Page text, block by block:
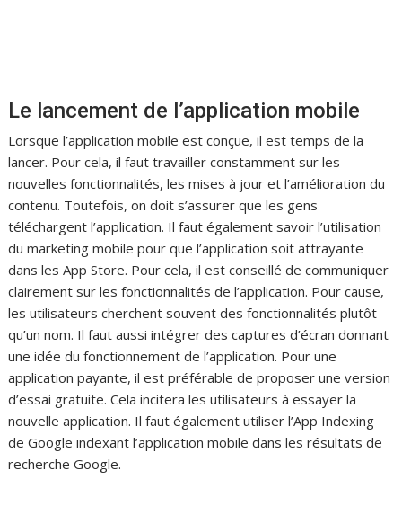
Le lancement de l’application mobile
Lorsque l’application mobile est conçue, il est temps de la
lancer. Pour cela, il faut travailler constamment sur les
nouvelles fonctionnalités, les mises à jour et l’amélioration du
contenu. Toutefois, on doit s’assurer que les gens
téléchargent l’application. Il faut également savoir l’utilisation
du marketing mobile pour que l’application soit attrayante
dans les App Store. Pour cela, il est conseillé de communiquer
clairement sur les fonctionnalités de l’application. Pour cause,
les utilisateurs cherchent souvent des fonctionnalités plutôt
qu’un nom. Il faut aussi intégrer des captures d’écran donnant
une idée du fonctionnement de l’application. Pour une
application payante, il est préférable de proposer une version
d’essai gratuite. Cela incitera les utilisateurs à essayer la
nouvelle application. Il faut également utiliser l’App Indexing
de Google indexant l’application mobile dans les résultats de
recherche Google.